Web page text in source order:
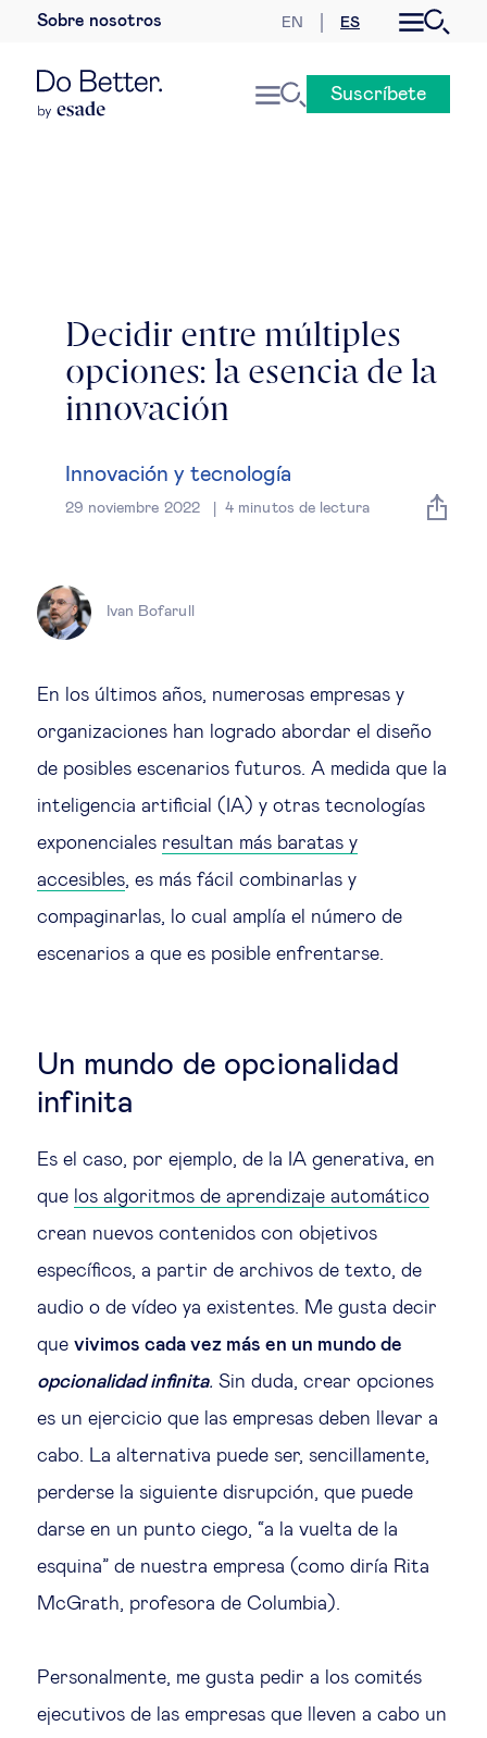
Sobre nosotros EN ES
Economía internacional
Empresa
Estrategia & modelos de negocio
Mujeres & negocios
Cambio tecnológico &
transformación digital
Datos & ciencias del comportamiento
Emprendimiento
Cohesión social & integración
Gestión de la diversidad
Gestión pública
Ética empresarial
Sobre nosotros
Suscríbete
Decidir entre múltiples
opciones: la esencia de la
innovación
Innovación y tecnología
29 noviembre 2022 4 minutos de lectura
Ivan Bofarull
En los últimos años, numerosas empresas y
organizaciones han logrado abordar el diseño
de posibles escenarios futuros. A medida que la
inteligencia artificial (IA) y otras tecnologías
exponenciales resultan más baratas y
accesibles , es más fácil combinarlas y
compaginarlas, lo cual amplía el número de
escenarios a que es posible enfrentarse.
Un mundo de opcionalidad
infinita
Es el caso, por ejemplo, de la IA generativa, en
que los algoritmos de aprendizaje automático
crean nuevos contenidos con objetivos
específicos, a partir de archivos de texto, de
audio o de vídeo ya existentes. Me gusta decir
que vivimos cada vez más en un mundo de
opcionalidad infinita. Sin duda, crear opciones
es un ejercicio que las empresas deben llevar a
cabo. La alternativa puede ser, sencillamente,
perderse la siguiente disrupción, que puede
darse en un punto ciego, “a la vuelta de la
esquina” de nuestra empresa (como diría Rita
McGrath, profesora de Columbia).
Personalmente, me gusta pedir a los comités
ejecutivos de las empresas que lleven a cabo un